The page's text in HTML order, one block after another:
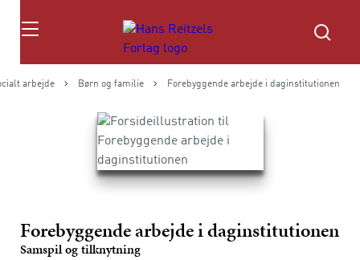
Søg
arbejde Børn og familie Forebyggende arbejde i daginstitutionen
Forebyggende arbejde i daginstitutionen
Samspil og tilknytning